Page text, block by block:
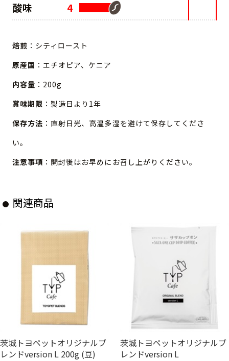
酸味
4
焙煎 ：シティロースト
原産国 ：エチオピア、ケニア
内容量 ：200g
賞味期限 ：製造日より1年
保存方法 ：直射日光、高温多湿を避けて保存してくださ
い。
注意事項 ：開封後はお早めにお召し上がりください。
関連商品
茨城トヨペットオリジナルブ
レンドversion L 200g (豆)
茨城トヨペットオリジナルブ
レンドversion L